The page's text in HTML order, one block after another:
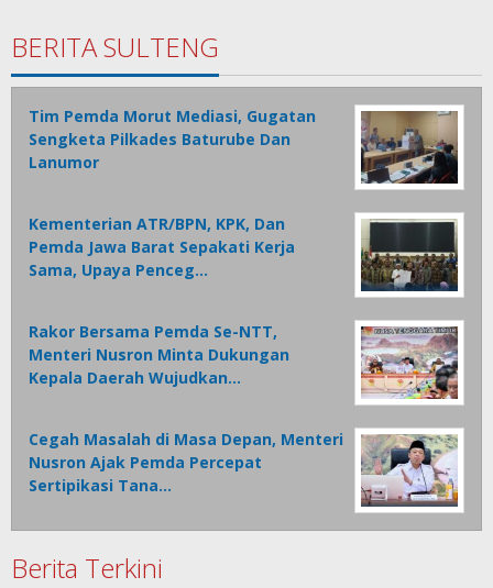
BERITA SULTENG
Tim Pemda Morut Mediasi, Gugatan
Sengketa Pilkades Baturube Dan
Lanumor
Kementerian ATR/BPN, KPK, Dan
Pemda Jawa Barat Sepakati Kerja
Sama, Upaya Penceg…
Rakor Bersama Pemda Se-NTT,
Menteri Nusron Minta Dukungan
Kepala Daerah Wujudkan…
Cegah Masalah di Masa Depan, Menteri
Nusron Ajak Pemda Percepat
Sertipikasi Tana…
Berita Terkini